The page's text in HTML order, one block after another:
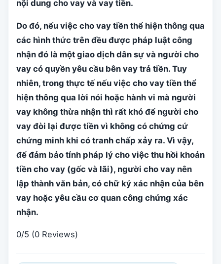
nội dung cho vay và vay tiền.
Do đó, nếu việc cho vay tiền thể hiện thông qua
các hình thức trên đều được pháp luật công
nhận đó là một giao dịch dân sự và người cho
vay có quyền yêu cầu bên vay trả tiền. Tuy
nhiên, trong thực tế nếu việc cho vay tiền thể
hiện thông qua lời nói hoặc hành vi mà người
vay không thừa nhận thì rất khó để người cho
vay đòi lại được tiền vì không có chứng cứ
chứng minh khi có tranh chấp xảy ra. Vì vậy,
để đảm bảo tính pháp lý cho việc thu hồi khoản
tiền cho vay (gốc và lãi), người cho vay nên
lập thành văn bản, có chữ ký xác nhận của bên
vay hoặc yêu cầu cơ quan công chứng xác
nhận.
0/5 (0 Reviews)